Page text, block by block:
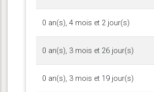
0 an(s), 4 mois et 2 jour(s)
0 an(s), 3 mois et 26 jour(s)
0 an(s), 3 mois et 19 jour(s)